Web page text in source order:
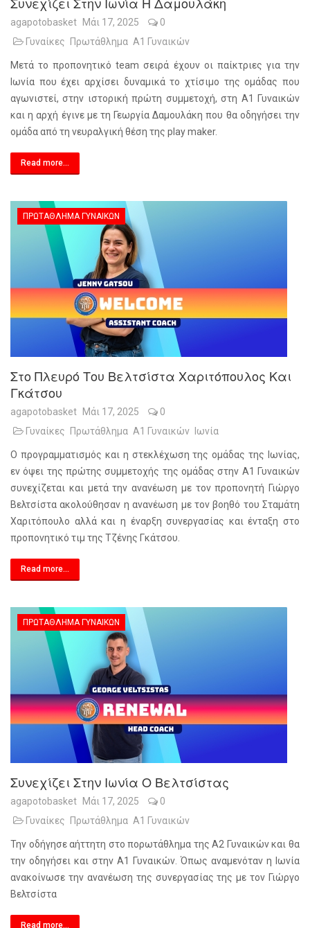
agapotobasket Μάι 17, 2025
0
Γυναίκες
Πρωτάθλημα Α1 Γυναικών
Μετά το προπονητικό team σειρά έχουν οι παίκτριες για την
Ιωνία που έχει αρχίσει δυναμικά το χτίσιμο της ομάδας που
αγωνιστεί, στην ιστορική πρώτη συμμετοχή, στη Α1 Γυναικών
και η αρχή έγινε με τη Γεωργία Δαμουλάκη που θα οδηγήσει την
ομάδα από τη νευραλγική θέση της play maker.
Read more...
ΠΡΩΤΆΘΛΗΜΑ ΓΥΝΑΙΚΏΝ
Στο Πλευρό Του Βελτσίστα Χαριτόπουλος Και
Γκάτσου
agapotobasket Μάι 17, 2025
0
Γυναίκες
Πρωτάθλημα Α1 Γυναικών Ιωνία
Ο προγραμματισμός και η στεκλέχωση της ομάδας της Ιωνίας,
εν όψει της πρώτης συμμετοχής της ομάδας στην Α1 Γυναικών
συνεχίζεται και μετά την ανανέωση με τον προπονητή Γιώργο
Βελτσίστα ακολούθησαν η ανανέωση με τον βοηθό του Σταμάτη
Χαριτόπουλο αλλά και η έναρξη συνεργασίας και ένταξη στο
προπονητικό τιμ της Τζένης Γκάτσου.
Read more...
ΠΡΩΤΆΘΛΗΜΑ ΓΥΝΑΙΚΏΝ
Συνεχίζει Στην Ιωνία Ο Βελτσίστας
agapotobasket Μάι 17, 2025
0
Γυναίκες
Πρωτάθλημα Α1 Γυναικών
Την οδήγησε αήττητη στο πορωτάθλημα της Α2 Γυναικών και θα
την οδηγήσει και στην Α1 Γυναικών. Όπως αναμενόταν η Ιωνία
ανακοίνωσε την ανανέωση της συνεργασίας της με τον Γιώργο
Βελτσίστα
Read more...